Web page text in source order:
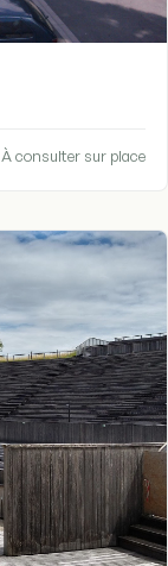
À consulter sur place